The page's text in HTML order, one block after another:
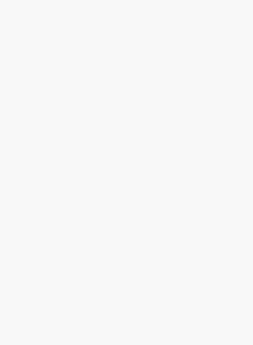
Früher musste man wegen